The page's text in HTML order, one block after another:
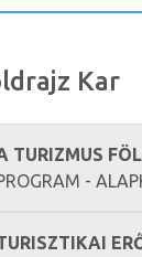
Kar
TURIZMUS
-